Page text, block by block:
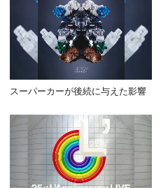
スーパーカーが後続に与えた影響